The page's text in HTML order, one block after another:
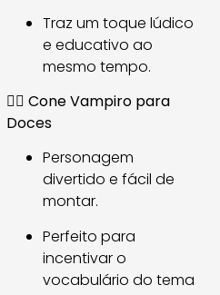
Traz um toque lúdico
e educativo ao
mesmo tempo.
🧛‍♂️ Cone Vampiro para
Doces
Personagem
divertido e fácil de
montar.
Perfeito para
incentivar o
vocabulário do tema